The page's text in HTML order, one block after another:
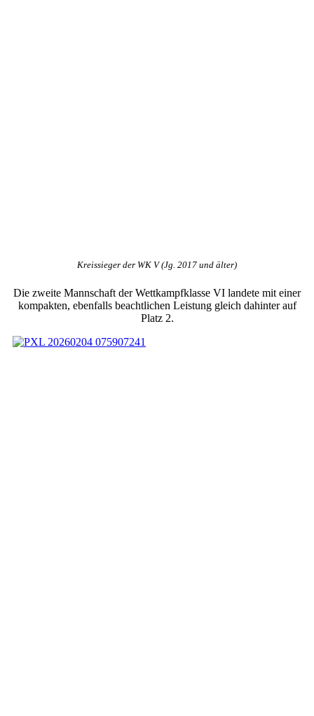
Kreissieger der WK V (Jg. 2017 und älter)
Die zweite Mannschaft der Wettkampfklasse VI landete mit einer
kompakten, ebenfalls beachtlichen Leistung gleich dahinter auf
Platz 2.